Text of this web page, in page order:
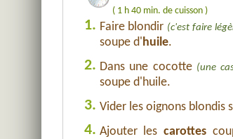
( 1 h 40 min. de cuisson )
1. Faire blondir (c'est faire
soupe d'huile.
2. Dans une cocotte (une
soupe d'huile.
3. Vider les oignons blondis
4. Ajouter lescarottes